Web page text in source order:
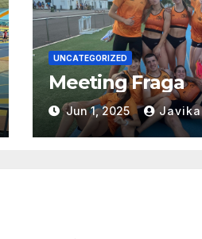
UNCATEGORIZED
Meeting Fraga
Jun 1, 2025 Javika